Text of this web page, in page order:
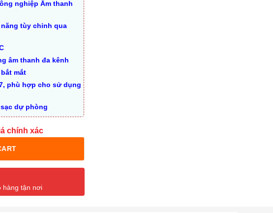
nghiệp Âm thanh
tùy chỉnh qua
âm thanh đa kênh
mắt
phù hợp cho sử dụng
dự phòng
chính xác
hàng tận nơi